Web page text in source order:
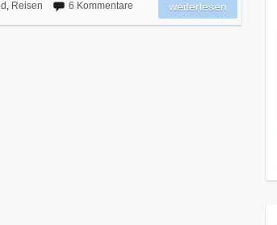
, Reisen 6 Kommentare weiterlesen